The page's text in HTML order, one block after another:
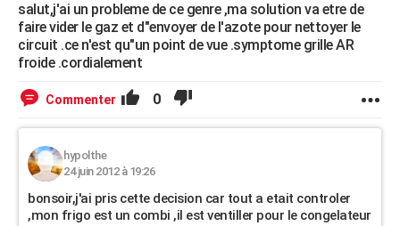
salut,j'ai un probleme de ce genre ,ma solution va etre de
faire vider le gaz et d"envoyer de l'azote pour nettoyer le
circuit .ce n'est qu"un point de vue .symptome grille AR
froide .cordialement
Commenter 0
hypolthe
24 juin 2012 à 19:26
bonsoir,j'ai pris cette decision car tout a etait controler
,mon frigo est un combi ,il est ventiller pour le congelateur